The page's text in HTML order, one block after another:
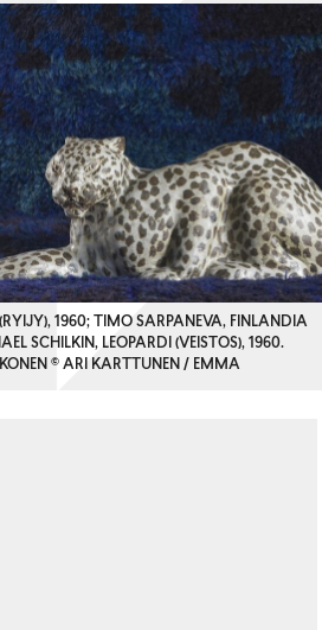
1960; TIMO SARPANEVA, FINLANDIA
SCHILKIN, LEOPARDI (VEISTOS), 1960.
© ARI KARTTUNEN / EMMA